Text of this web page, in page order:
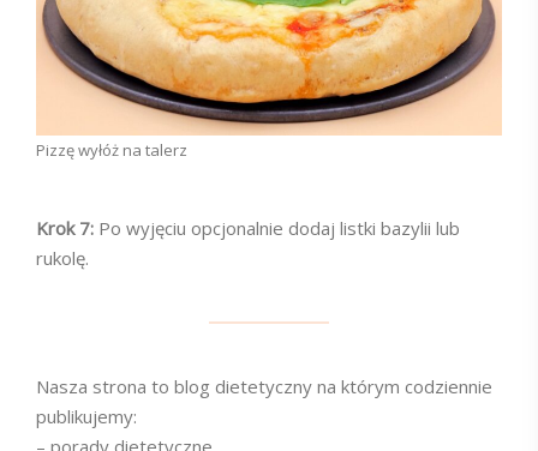
Pizzę wyłóż na talerz
Krok 7: Po wyjęciu opcjonalnie dodaj listki bazylii lub
rukolę.
Nasza strona to blog dietetyczny na którym codziennie
publikujemy: